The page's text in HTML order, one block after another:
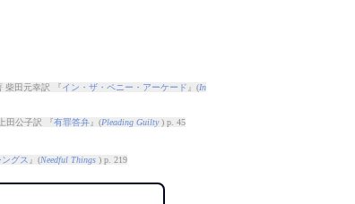
柴田元幸訳 『 イン・ザ・ペニー・アーケード 』(In
田公子訳 『有罪答弁』(Pleading Guilty) p. 45
グス 』(Needful Things) p. 219